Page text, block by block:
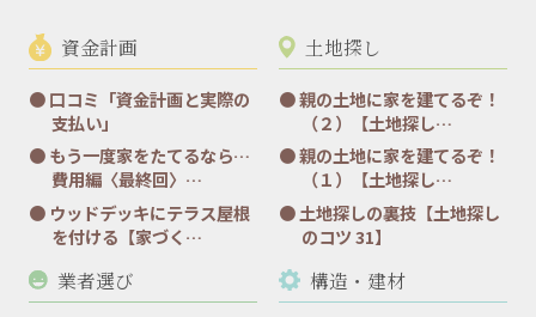
資金計画
口コミ「資金計画と実際の
支払い」
もう一度家をたてるなら…
費用編〈最終回〉…
ウッドデッキにテラス屋根
を付ける【家づく…
土地探し
親の土地に家を建てるぞ！
（２）【土地探し…
親の土地に家を建てるぞ！
（１）【土地探し…
土地探しの裏技【土地探し
のコツ 31】
業者選び 構造・建材